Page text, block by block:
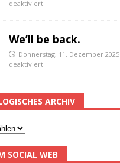
deaktiviert
We’ll be back.
Donnerstag, 11. Dezember 2025
deaktiviert
ARCHIV
SOCIAL WEB